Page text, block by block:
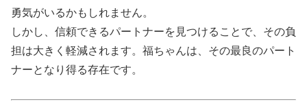
勇気がいるかもしれません。
しかし、信頼できるパートナーを見つけることで、その負
担は大きく軽減されます。福ちゃんは、その最良のパート
ナーとなり得る存在です。